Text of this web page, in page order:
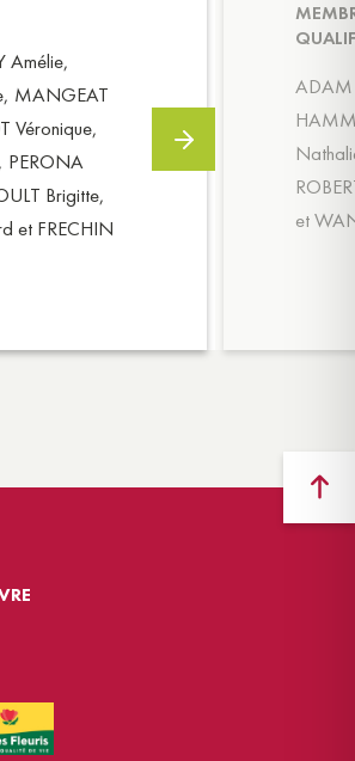
Amélie,
MANGEAT
Véronique,
PERONA
Brigitte,
et FRECHIN
ADAM
et